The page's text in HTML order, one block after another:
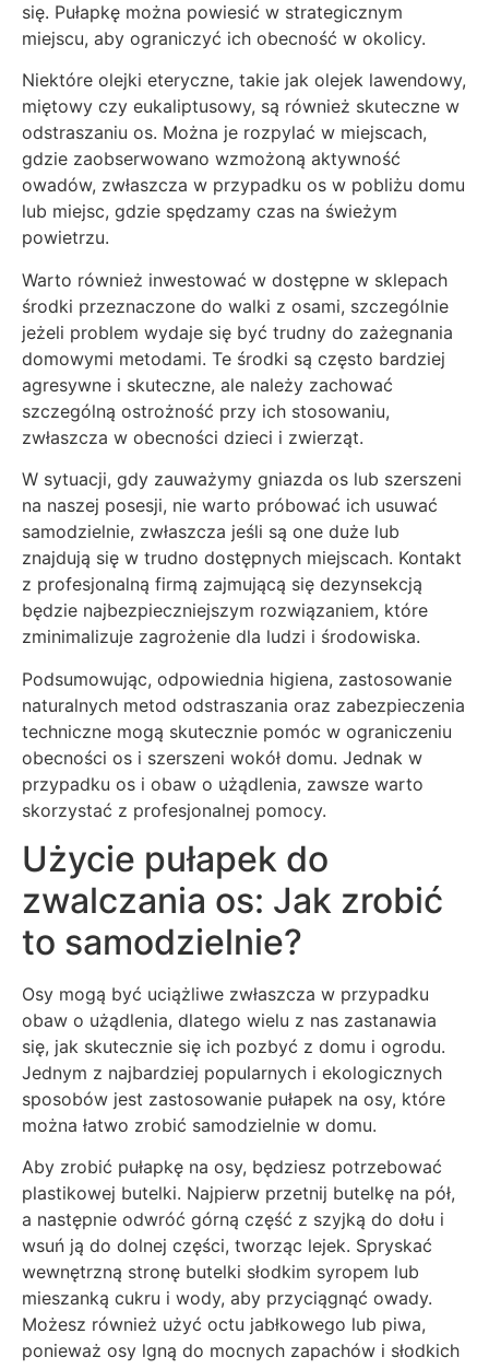
się. Pułapkę można powiesić w strategicznym
miejscu, aby ograniczyć ich obecność w okolicy.
Niektóre olejki eteryczne, takie jak olejek lawendowy,
miętowy czy eukaliptusowy, są również skuteczne w
odstraszaniu os. Można je rozpylać w miejscach,
gdzie zaobserwowano wzmożoną aktywność
owadów, zwłaszcza w przypadku os w pobliżu domu
lub miejsc, gdzie spędzamy czas na świeżym
powietrzu.
Warto również inwestować w dostępne w sklepach
środki przeznaczone do walki z osami, szczególnie
jeżeli problem wydaje się być trudny do zażegnania
domowymi metodami. Te środki są często bardziej
agresywne i skuteczne, ale należy zachować
szczególną ostrożność przy ich stosowaniu,
zwłaszcza w obecności dzieci i zwierząt.
W sytuacji, gdy zauważymy gniazda os lub szerszeni
na naszej posesji, nie warto próbować ich usuwać
samodzielnie, zwłaszcza jeśli są one duże lub
znajdują się w trudno dostępnych miejscach. Kontakt
z profesjonalną firmą zajmującą się dezynsekcją
będzie najbezpieczniejszym rozwiązaniem, które
zminimalizuje zagrożenie dla ludzi i środowiska.
Podsumowując, odpowiednia higiena, zastosowanie
naturalnych metod odstraszania oraz zabezpieczenia
techniczne mogą skutecznie pomóc w ograniczeniu
obecności os i szerszeni wokół domu. Jednak w
przypadku os i obaw o użądlenia, zawsze warto
skorzystać z profesjonalnej pomocy.
Użycie pułapek do
zwalczania os: Jak zrobić
to samodzielnie?
Osy mogą być uciążliwe zwłaszcza w przypadku
obaw o użądlenia, dlatego wielu z nas zastanawia
się, jak skutecznie się ich pozbyć z domu i ogrodu.
Jednym z najbardziej popularnych i ekologicznych
sposobów jest zastosowanie pułapek na osy, które
można łatwo zrobić samodzielnie w domu.
Aby zrobić pułapkę na osy, będziesz potrzebować
plastikowej butelki. Najpierw przetnij butelkę na pół,
a następnie odwróć górną część z szyjką do dołu i
wsuń ją do dolnej części, tworząc lejek. Spryskać
wewnętrzną stronę butelki słodkim syropem lub
mieszanką cukru i wody, aby przyciągnąć owady.
Możesz również użyć octu jabłkowego lub piwa,
ponieważ osy lgną do mocnych zapachów i słodkich